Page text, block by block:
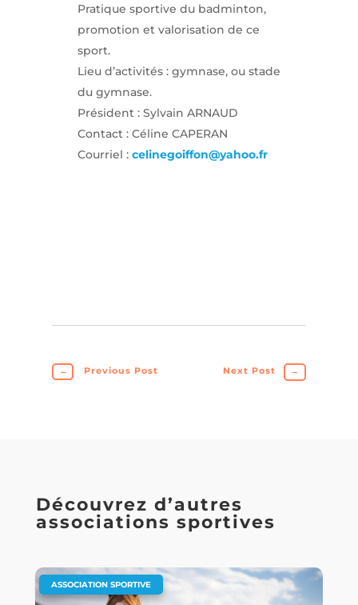
Pratique sportive du badminton,
promotion et valorisation de ce
sport.
Lieu d’activités : gymnase, ou stade
du gymnase.
Président : Sylvain ARNAUD
Contact : Céline CAPERAN
Courriel : celinegoiffon@yahoo.fr
← Previous Post Next Post →
Découvrez d’autres
associations sportives
ASSOCIATION SPORTIVE